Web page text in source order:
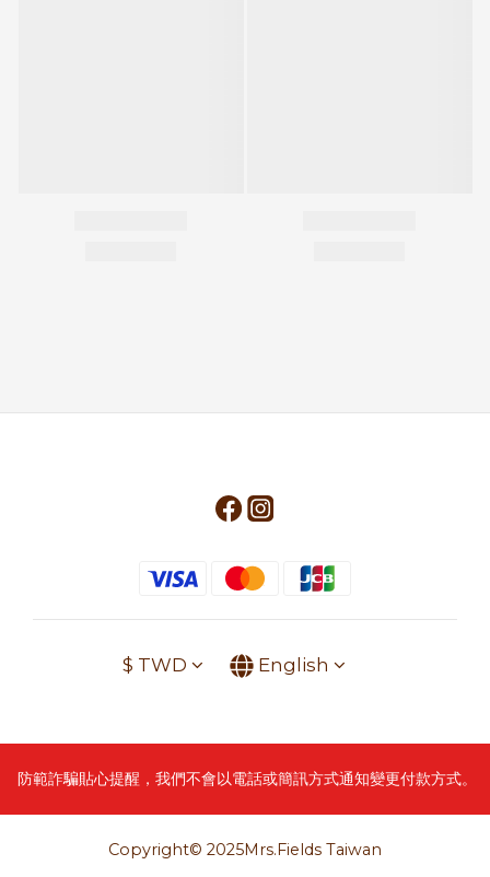
$ TWD English
防範詐騙貼心提醒，我們不會以電話或簡訊方式通知變更付款方式。
Copyright© 2025Mrs.Fields Taiwan